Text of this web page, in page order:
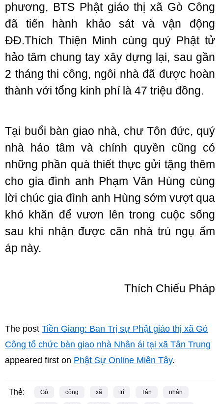
phương, BTS Phật giáo thị xã Gò Công
đã tiến hành khảo sát và vận động
ĐĐ.Thích Thiện Minh cùng quý Phật tử
hảo tâm chung tay xây dựng lại, sau gần
2 tháng thi công, ngôi nhà đã được hoàn
thành với tổng kinh phí là 47 triệu đồng.
Tại buổi bàn giao nhà, chư Tôn đức, quý
nhà hảo tâm và chính quyền cũng có
những phần quà thiết thực gửi tặng thêm
cho gia đình anh Phạm Văn Hùng cùng
lời chúc gia đình anh Hùng sớm vượt qua
khó khăn để vươn lên trong cuộc sống
sau khi nhận được căn nhà trú ngụ ấm
áp này.
Thích Chiếu Pháp
The post Tiền Giang: Ban Trị sự Phật giáo thị xã Gò
Công tổ chức bàn giao nhà Nhân ái tại xã Tân Trung
appeared first on Phật Sự Online Miền Tây.
Thẻ: Gò công xã trì Tân nhân